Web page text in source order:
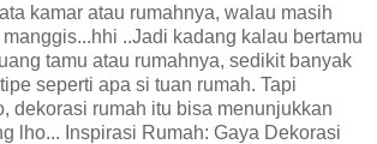
kamar atau rumahnya, walau masih
..Jadi kadang kalau bertamu
tamu atau rumahnya, sedikit banyak
seperti apa si tuan rumah. Tapi
dekorasi rumah itu bisa menunjukkan
lho... Inspirasi Rumah: Gaya Dekorasi